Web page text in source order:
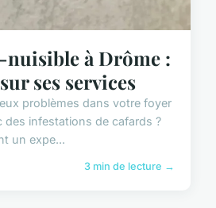
à Drôme :
ses services
problèmes dans votre foyer
des infestations de cafards ?
un expe...
3 min de lecture →